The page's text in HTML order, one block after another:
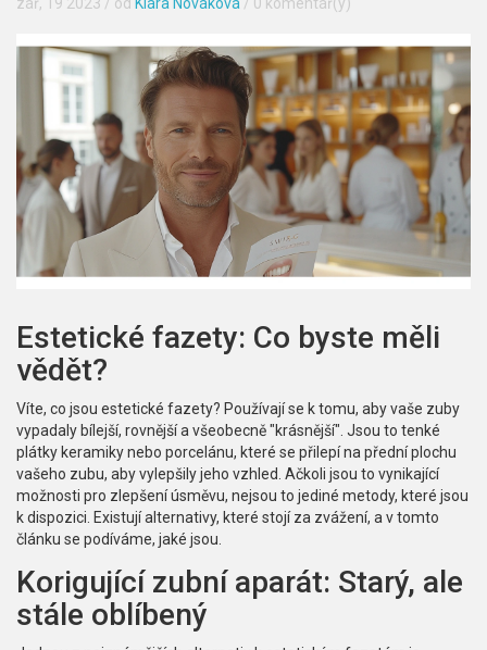
Estetické fazety: Co byste měli
vědět?
Víte, co jsou estetické fazety? Používají se k tomu, aby vaše zuby
vypadaly bílejší, rovnější a všeobecně "krásnější". Jsou to tenké
plátky keramiky nebo porcelánu, které se přilepí na přední plochu
vašeho zubu, aby vylepšily jeho vzhled. Ačkoli jsou to vynikající
možnosti pro zlepšení úsměvu, nejsou to jediné metody, které jsou
k dispozici. Existují alternativy, které stojí za zvážení, a v tomto
článku se podíváme, jaké jsou.
Korigující zubní aparát: Starý, ale
stále oblíbený